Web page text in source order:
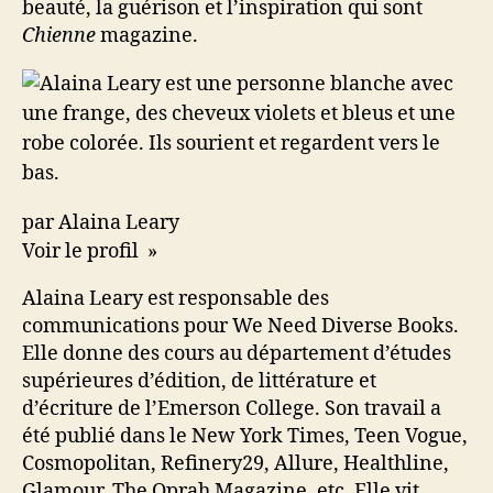
beauté, la guérison et l’inspiration qui sont
Chiennemagazine.
par Alaina Leary
Voir le profil »
Alaina Leary est responsable des
communications pour We Need Diverse Books.
Elle donne des cours au département d’études
supérieures d’édition, de littérature et
d’écriture de l’Emerson College. Son travail a
été publié dans le New York Times, Teen Vogue,
Cosmopolitan, Refinery29, Allure, Healthline,